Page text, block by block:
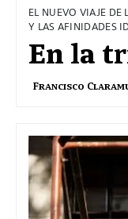
EL NUEVO VIAJE DE
Y LAS AFINIDADES
En la
Francisco